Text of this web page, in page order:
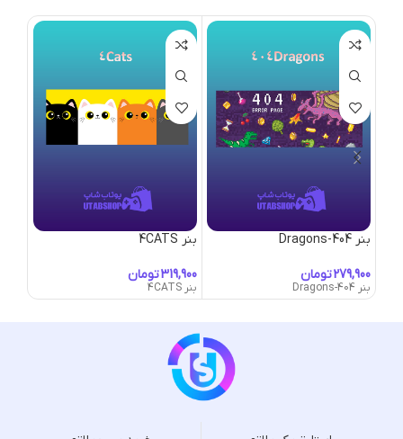
بنر 404-Dragons
تومان
بنر 404-Dragons
بنر 4CATS
تومان
بنر 4CATS